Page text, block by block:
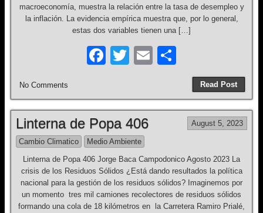
macroeconomía, muestra la relación entre la tasa de desempleo y
la inflación. La evidencia empírica muestra que, por lo general,
estas dos variables tienen una […]
F
e
b
o
o
k
T
er
E
ar
e
Read Post
No Comments
Linterna de Popa 406 August 5, 2023
Cambio Climatico
Medio Ambiente
Linterna de Popa 406 Jorge Baca Campodonico Agosto 2023 La
crisis de los Residuos Sólidos ¿Está dando resultados la política
nacional para la gestión de los residuos sólidos? Imaginemos por
un momento tres mil camiones recolectores de residuos sólidos
formando una cola de 18 kilómetros en la Carretera Ramiro Prialé,